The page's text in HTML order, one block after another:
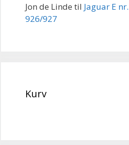
Jon de Linde til Jaguar E nr.
926/927
Kurv